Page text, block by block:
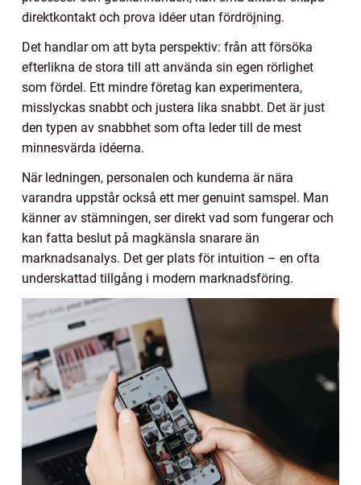
direktkontakt och prova idéer utan fördröjning.
Det handlar om att byta perspektiv: från att försöka
efterlikna de stora till att använda sin egen rörlighet
som fördel. Ett mindre företag kan experimentera,
misslyckas snabbt och justera lika snabbt. Det är just
den typen av snabbhet som ofta leder till de mest
minnesvärda idéerna.
När ledningen, personalen och kunderna är nära
varandra uppstår också ett mer genuint samspel. Man
känner av stämningen, ser direkt vad som fungerar och
kan fatta beslut på magkänsla snarare än
marknadsanalys. Det ger plats för intuition – en ofta
underskattad tillgång i modern marknadsföring.